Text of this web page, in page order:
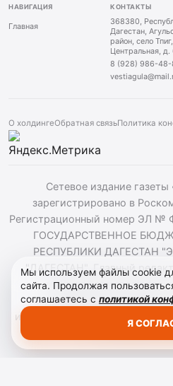
НАВИГАЦИЯ
Главная
КОНТАКТЫ
368380,
Дагестан,
район, село
Центральная, д.
8 (928) 986-48-
О холдингеОбратная связьПолитика
Сетевое издание газеты
зарегистрировано в
Регистрационный номер ЭЛ №
ГОСУДАРСТВЕННОЕ
РЕСПУБЛИКИ ДАГЕСТАН
"ДАГЕСТАН". Главный
+79898808732 Телефон:
использовании материалов
Мы используем файлы cookie
сайта. Продолжая
соглашаетесь с политикой
Я